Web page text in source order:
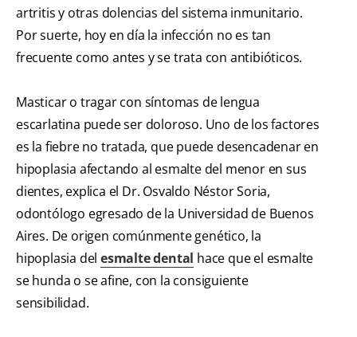
artritis y otras dolencias del sistema inmunitario.
Por suerte, hoy en día la infección no es tan
frecuente como antes y se trata con antibióticos.
Masticar o tragar con síntomas de lengua
escarlatina puede ser doloroso. Uno de los factores
es la fiebre no tratada, que puede desencadenar en
hipoplasia afectando al esmalte del menor en sus
dientes, explica el Dr. Osvaldo Néstor Soria,
odontólogo egresado de la Universidad de Buenos
Aires. De origen comúnmente genético, la
hipoplasia delesmalte dental hace que el esmalte
se hunda o se afine, con la consiguiente
sensibilidad.